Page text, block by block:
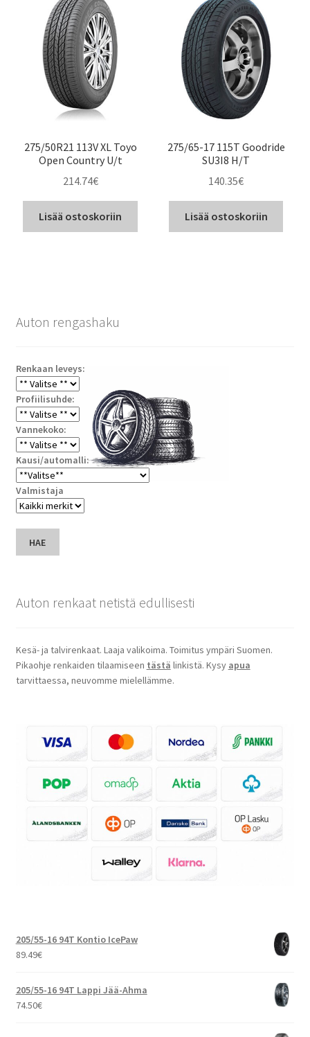
275/50R21 113V XL Toyo
Open Country U/t
214.74€
Lisää ostoskoriin
275/65-17 115T Goodride
SU3I8 H/T
140.35€
Lisää ostoskoriin
Auton rengashaku
Renkaan leveys:
Profiilisuhde:
Vannekoko:
Kausi/automalli:
Valmistaja
HAE
Auton renkaat netistä edullisesti
Kesä- ja talvirenkaat. Laaja valikoima. Toimitus ympäri Suomen.
Pikaohje renkaiden tilaamiseen tästä linkistä. Kysy apua
tarvittaessa, neuvomme mielellämme.
205/55-16 94T Kontio IcePaw
89.49€
205/55-16 94T Lappi Jää-Ahma
74.50€